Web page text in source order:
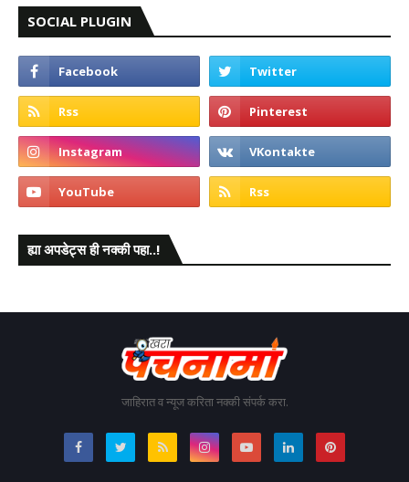
SOCIAL PLUGIN
ह्या अपडेट्स ही नक्की पहा..!
जाहिरात व न्यूज करिता नक्की संपर्क करा.